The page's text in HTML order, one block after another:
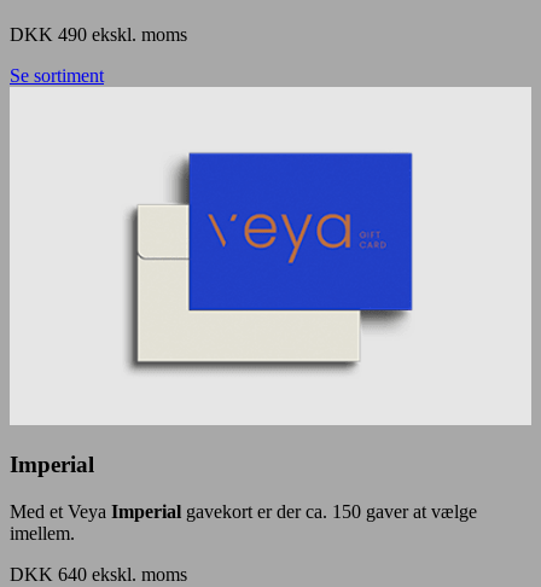
DKK 490 ekskl. moms
Se sortiment
Imperial
Med et Veya Imperial gavekort er der ca. 150 gaver at vælge
imellem.
DKK 640 ekskl. moms